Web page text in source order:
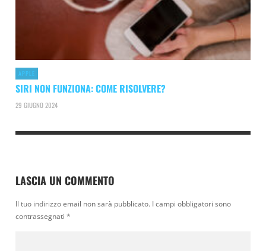
APPLE
SIRI NON FUNZIONA: COME RISOLVERE?
29 GIUGNO 2024
LASCIA UN COMMENTO
Il tuo indirizzo email non sarà pubblicato. I campi obbligatori sono
contrassegnati *